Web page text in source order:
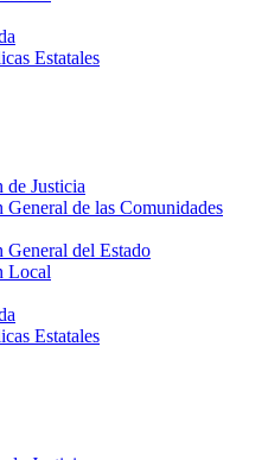
Estatales
Justicia
de las Comunidades
del Estado
Local
Estatales